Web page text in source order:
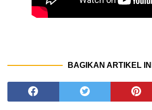
BAGIKAN ARTIKEL INI